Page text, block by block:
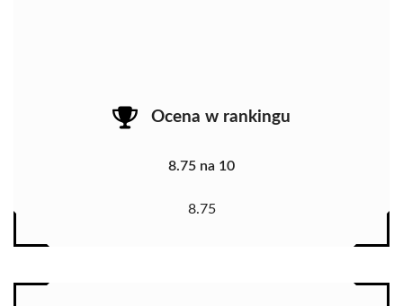
Ocena w rankingu
8.75 na 10
8.75